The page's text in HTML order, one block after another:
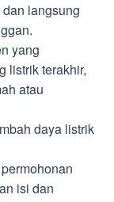
langsung
yang
listrik terakhir,
atau
daya listrik
isi dan